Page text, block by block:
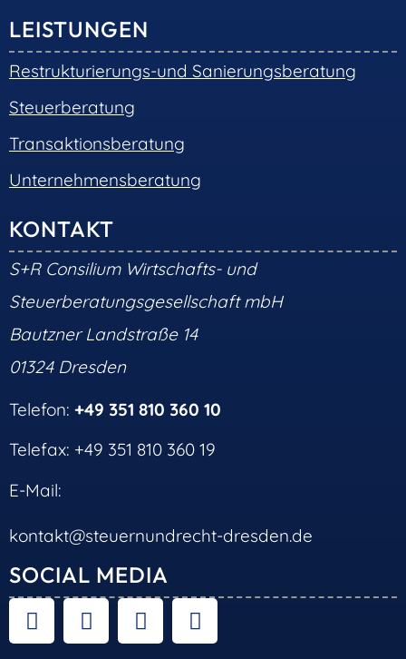
LEISTUNGEN
Restrukturierungs-und Sanierungsberatung
Steuerberatung
Transaktionsberatung
Unternehmensberatung
KONTAKT
S+R Consilium Wirtschafts- und
Steuerberatungsgesellschaft mbH
Bautzner Landstraße 14
01324 Dresden
Telefon: +49 351 810 360 10
Telefax: +49 351 810 360 19
E-Mail:
kontakt@steuernundrecht-dresden.de
SOCIAL MEDIA